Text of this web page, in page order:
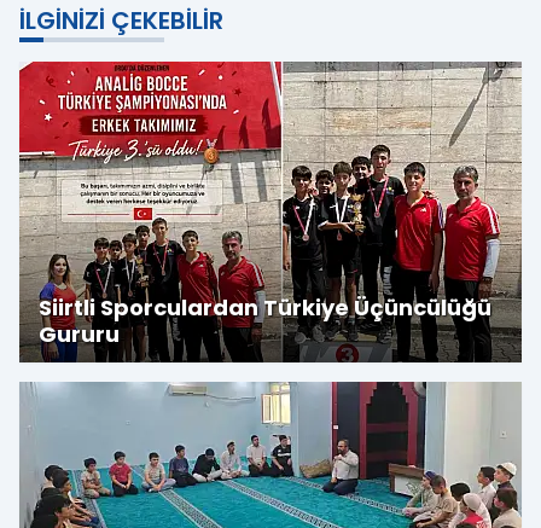
İLGINIZI ÇEKEBILIR
Siirtli Sporculardan Türkiye Üçüncülüğü
Gururu